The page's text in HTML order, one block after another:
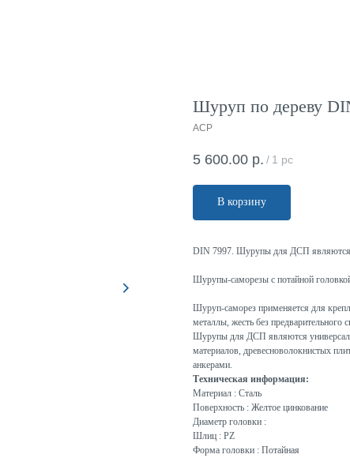
Шуруп по дереву
ACP
5 600.00 р. / 1 pc
В корзину
DIN 7997. Шурупы для ДСП являются
Шурупы-саморезы с потайной
Шуруп-саморез применяется для
металлы, жесть без предварительного
Шурупы для ДСП являются
материалов, древесноволокнистых
анкерами.
Техническая информация:
Материал : Сталь
Поверхность : Желтое цинкование
Диаметр головки :
Шлиц : PZ
Форма головки : Потайная